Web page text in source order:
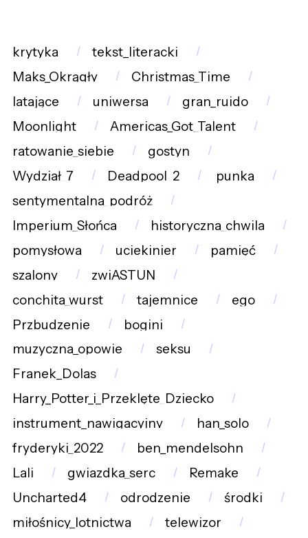
krytyka
tekst_literacki
Maks_Okrągły
Christmas_Time
latające
uniwersa
gran_ruido
Moonlight
Americas_Got_Talent
ratowanie_siebie
gostyn
Wydział_7
Deadpool_2
punka
sentymentalna_podróż
Imperium_Słońca
historyczna_chwila
pomysłowa
uciekinier
pamięć
szalony
zwiASTUN
conchita_wurst
tajemnice
ego
Przbudzenie
bogini
muzyczna_opowie
seksu
Franek_Dolas
Harry_Potter_i_Przeklęte_Dziecko
instrument_nawigacyjny
han_solo
fryderyki_2022
ben_mendelsohn
Lali
gwiazdka_serc
Remake
Uncharted4
odrodzenie
środki
miłośnicy_lotnictwa
telewizor